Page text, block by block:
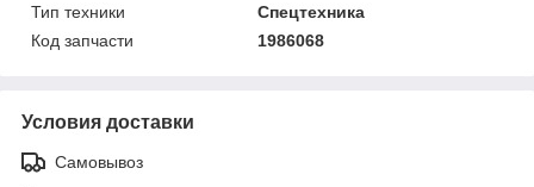
Тип техники
Спецтехника
Код запчасти
1986068
Условия доставки
Самовывоз